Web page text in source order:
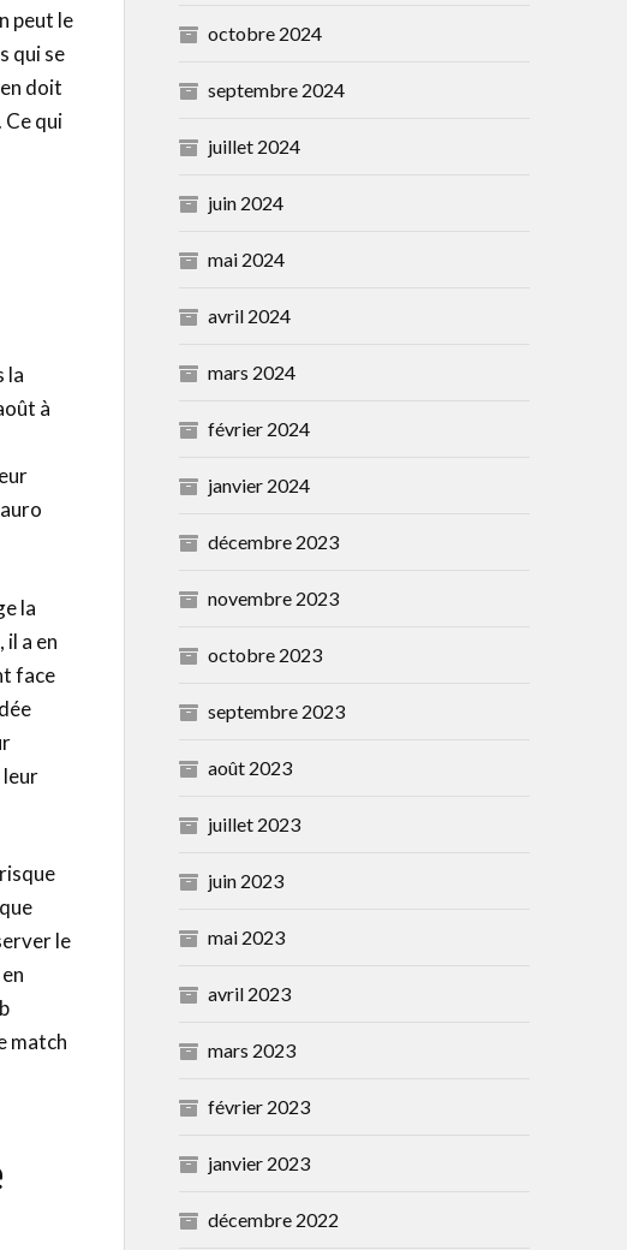
peut le
qui se
doit
Ce qui
la
à
la
a en
face
leur
le
match
octobre 2024
septembre 2024
juillet 2024
juin 2024
mai 2024
avril 2024
mars 2024
février 2024
janvier 2024
décembre 2023
novembre 2023
octobre 2023
septembre 2023
août 2023
juillet 2023
juin 2023
mai 2023
avril 2023
mars 2023
février 2023
janvier 2023
décembre 2022